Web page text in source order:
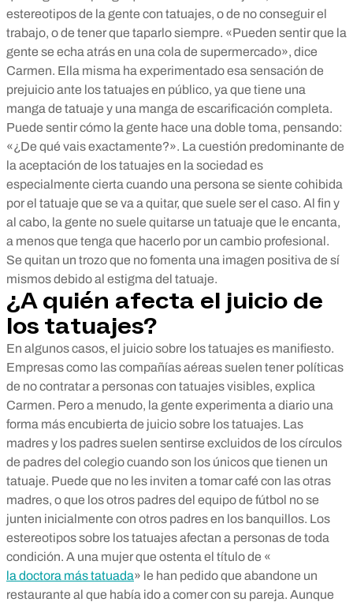
estereotipos de la gente con tatuajes, o de no conseguir el
trabajo, o de tener que taparlo siempre. «Pueden sentir que la
gente se echa atrás en una cola de supermercado», dice
Carmen. Ella misma ha experimentado esa sensación de
prejuicio ante los tatuajes en público, ya que tiene una
manga de tatuaje y una manga de escarificación completa.
Puede sentir cómo la gente hace una doble toma, pensando:
«¿De qué vais exactamente?». La cuestión predominante de
la aceptación de los tatuajes en la sociedad es
especialmente cierta cuando una persona se siente cohibida
por el tatuaje que se va a quitar, que suele ser el caso. Al fin y
al cabo, la gente no suele quitarse un tatuaje que le encanta,
a menos que tenga que hacerlo por un cambio profesional.
Se quitan un trozo que no fomenta una imagen positiva de sí
mismos debido al estigma del tatuaje.
¿A quién afecta el juicio de
los tatuajes?
En algunos casos, el juicio sobre los tatuajes es manifiesto.
Empresas como las compañías aéreas suelen tener políticas
de no contratar a personas con tatuajes visibles, explica
Carmen. Pero a menudo, la gente experimenta a diario una
forma más encubierta de juicio sobre los tatuajes. Las
madres y los padres suelen sentirse excluidos de los círculos
de padres del colegio cuando son los únicos que tienen un
tatuaje. Puede que no les inviten a tomar café con las otras
madres, o que los otros padres del equipo de fútbol no se
junten inicialmente con otros padres en los banquillos. Los
estereotipos sobre los tatuajes afectan a personas de toda
condición. A una mujer que ostenta el título de «
la doctora más tatuada» le han pedido que abandone un
restaurante al que había ido a comer con su pareja. Aunque